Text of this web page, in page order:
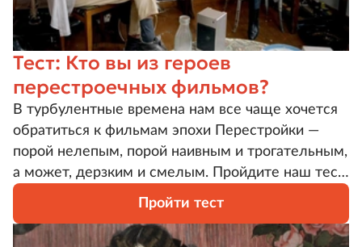
Тест: Кто вы из героев
перестроечных фильмов?
В турбулентные времена нам все чаще хочется
обратиться к фильмам эпохи Перестройки —
порой нелепым, порой наивным и трогательным,
а может, дерзким и смелым. Пройдите наш тест
и узнайте, какой из героев этих фильмов ближе
всего вам по духу.
Пройти тест